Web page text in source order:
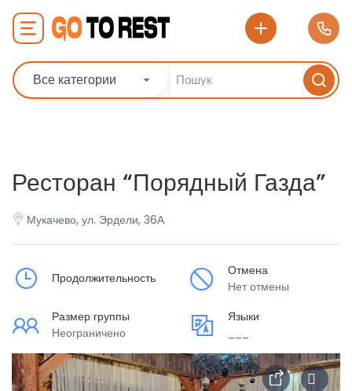
Все категории
Ресторан “Порядный Газда”
Мукачево, ул. Эрдели, 36А
Продолжительность
Отмена
Нет отмены
Размер группы
Неограничено
Языки